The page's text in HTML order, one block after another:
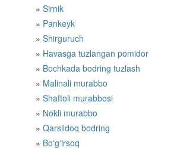
Sirnik
Pankeyk
Shirguruch
Havasga tuzlangan pomidor
Bochkada bodring tuzlash
Malinali murabbo
Shaftoli murabbosi
Nokli murabbo
Qarsildoq bodring
Bo‘g‘irsoq